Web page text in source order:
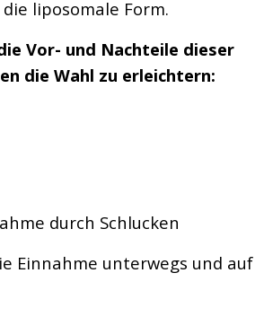
liposomale Form.
Vor- und Nachteile dieser
die Wahl zu erleichtern:
durch Schlucken
Einnahme unterwegs und auf